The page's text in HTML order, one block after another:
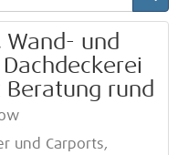
Wand- und
rund
und Carports,